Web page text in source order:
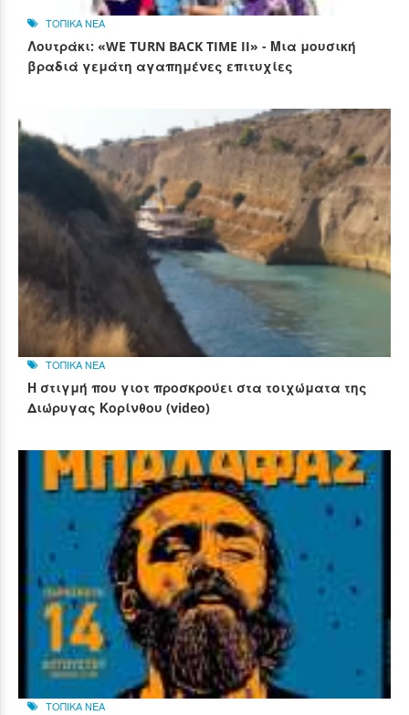
ΤΟΠΙΚΑ ΝΕΑ
Λουτράκι: «WE TURN BACK TIME II» - Μια μουσική
βραδιά γεμάτη αγαπημένες επιτυχίες
ΤΟΠΙΚΑ ΝΕΑ
Η στιγμή που γιοτ προσκρούει στα τοιχώματα της
Διώρυγας Κορίνθου (video)
ΤΟΠΙΚΑ ΝΕΑ